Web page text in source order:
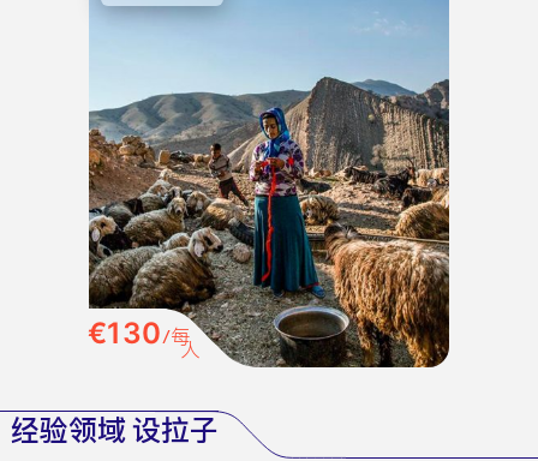
€130/每
人
经验领域 设拉子